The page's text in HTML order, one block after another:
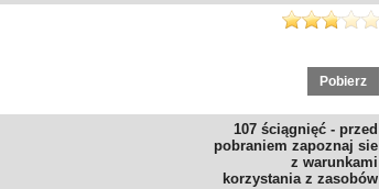
Pobierz
107 ściągnięć - przed
pobraniem zapoznaj sie
z warunkami
korzystania z zasobów